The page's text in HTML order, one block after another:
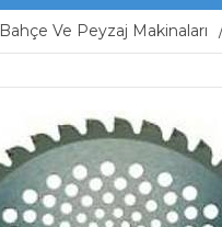
Bahçe Ve Peyzaj Makinaları